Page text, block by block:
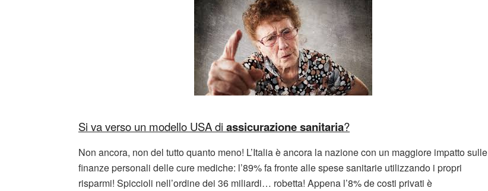
Si va verso un modello USA di assicurazione sanitaria?
Non ancora, non del tutto quanto meno! L’Italia è ancora la nazione con un maggiore impatto sulle
finanze personali delle cure mediche: l’89% fa fronte alle spese sanitarie utilizzando i propri
risparmi! Spiccioli nell’ordine dei 36 miliardi… robetta! Appena l’8% de costi privati è